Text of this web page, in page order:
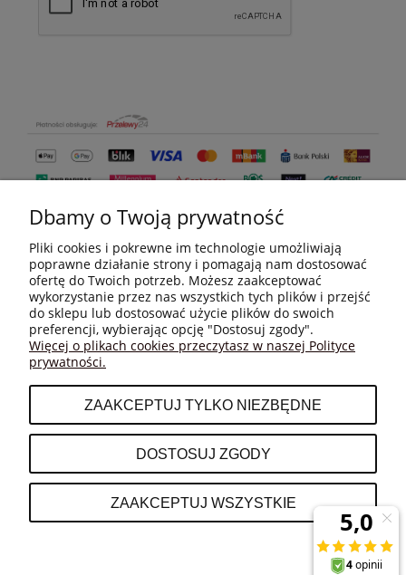
MOJE KONTO
INFORMACJE
O NAS
Dbamy o Twoją prywatność
Pliki cookies i pokrewne im technologie umożliwiają
poprawne działanie strony i pomagają nam dostosować
ofertę do Twoich potrzeb. Możesz zaakceptować
wykorzystanie przez nas wszystkich tych plików i przejść
do sklepu lub dostosować użycie plików do swoich
preferencji, wybierając opcję "Dostosuj zgody".
Więcej o plikach cookies przeczytasz w naszej Polityce
prywatności.
ZAAKCEPTUJ TYLKO NIEZBĘDNE
DOSTOSUJ ZGODY
ZAAKCEPTUJ WSZYSTKIE